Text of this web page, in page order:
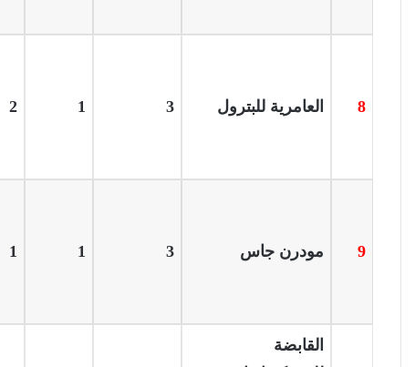
8 العامرية للبترول 3
1
2
9 مودرن جاس 3
1
1
القابضة